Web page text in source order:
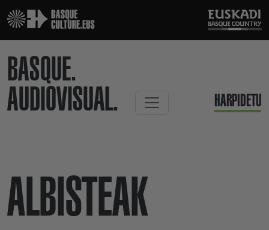
BASQUE.
AUDIOVISUAL.
HARPIDETU
ALBISTEAK